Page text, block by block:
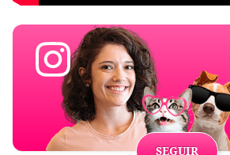
SEGUIR